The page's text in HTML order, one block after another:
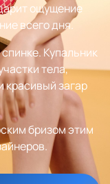
ощущение
всего дня.
Купальник
тела,
красивый загар
бризом этим